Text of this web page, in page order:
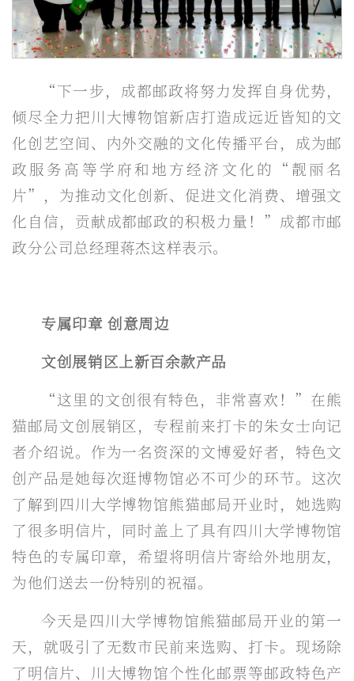
“下一步，成都邮政将努力发挥自身优势，
倾尽全力把川大博物馆新店打造成远近皆知的文
化创艺空间、内外交融的文化传播平台，成为邮
政服务高等学府和地方经济文化的“靓丽名
片”，为推动文化创新、促进文化消费、增强文
化自信，贡献成都邮政的积极力量！”成都市邮
政分公司总经理蒋杰这样表示。
专属印章 创意周边
文创展销区上新百余款产品
“这里的文创很有特色，非常喜欢！”在熊
猫邮局文创展销区，专程前来打卡的朱女士向记
者介绍说。作为一名资深的文博爱好者，特色文
创产品是她每次逛博物馆必不可少的环节。这次
了解到四川大学博物馆熊猫邮局开业时，她选购
了很多明信片，同时盖上了具有四川大学博物馆
特色的专属印章，希望将明信片寄给外地朋友，
为他们送去一份特别的祝福。
今天是四川大学博物馆熊猫邮局开业的第一
天，就吸引了无数市民前来选购、打卡。现场除
了明信片、川大博物馆个性化邮票等邮政特色产